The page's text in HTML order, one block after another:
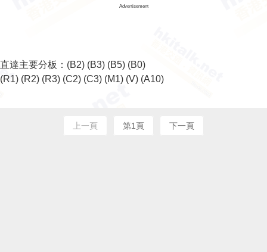
Advertisement
直達主要分板： (B2) (B3) (B5) (B0)
(R1) (R2) (R3) (C2) (C3) (M1) (V) (A10)
上一頁 第1頁 下一頁